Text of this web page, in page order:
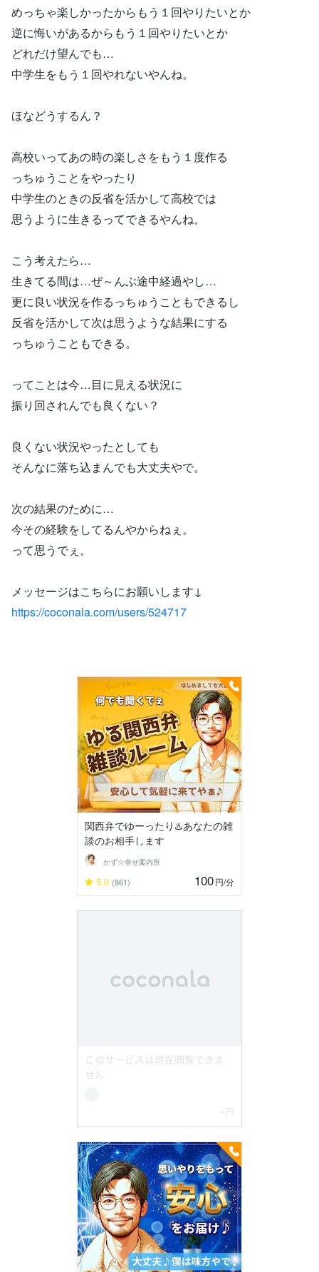
めっちゃ楽しかったからもう１回やりたいとか
逆に悔いがあるからもう１回やりたいとか
どれだけ望んでも…
中学生をもう１回やれないやんね。
ほなどうするん？
高校いってあの時の楽しさをもう１度作る
っちゅうことをやったり
中学生のときの反省を活かして高校では
思うように生きるってできるやんね。
こう考えたら…
生きてる間は…ぜ～んぶ途中経過やし…
更に良い状況を作るっちゅうこともできるし
反省を活かして次は思うような結果にする
っちゅうこともできる。
ってことは今…目に見える状況に
振り回されんでも良くない？
良くない状況やったとしても
そんなに落ち込まんでも大丈夫やで。
次の結果のために…
今その経験をしてるんやからねぇ。
って思うでぇ。
メッセージはこちらにお願いします↓
https://coconala.com/users/524717
関西弁でゆーったり♨️あなたの雑
談のお相手します
かず☆幸せ案内所
5.0 (861) 100円/分